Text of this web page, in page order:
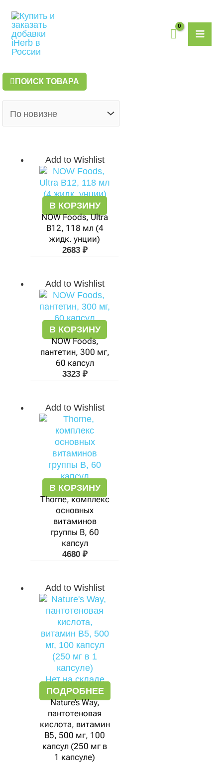
содержимому
ПОИСК ТОВАРА
Add to Wishlist
В КОРЗИНУ
NOW Foods, Ultra
B12, 118 мл (4
жидк. унции)
2683 ₽
Add to Wishlist
В КОРЗИНУ
NOW Foods,
пантетин, 300 мг,
60 капсул
3323 ₽
Add to Wishlist
В КОРЗИНУ
Thorne, комплекс
основных
витаминов
группы B, 60
капсул
4680 ₽
Add to Wishlist
Нет на складе
ПОДРОБНЕЕ
Nature’s Way,
пантотеновая
кислота, витамин
B5, 500 мг, 100
капсул (250 мг в
1 капсуле)